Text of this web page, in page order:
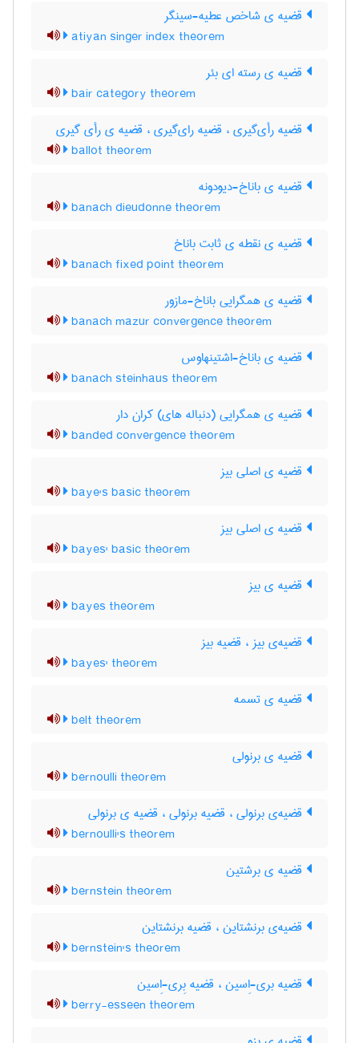
قضیه ی شاخص عطیه-سینگر
atiyan singer index theorem
قضیه ی رسته ای بئر
bair category theorem
قضیه رأی‌گیری ، قضیه رای‌گیری ، قضیه ی رأی گیری
ballot theorem
قضیه ی باناخ-دیودونه
banach dieudonne theorem
قضیه ی نقطه ی ثابت باناخ
banach fixed point theorem
قضیه ی همگرایی باناخ-مازور
banach mazur convergence theorem
قضیه ی باناخ-اشتینهاوس
banach steinhaus theorem
قضیه ی همگرایی (دنباله های) کران دار
banded convergence theorem
قضیه ی اصلی بیز
baye's basic theorem
قضیه ی اصلی بیز
bayes' basic theorem
قضیه ی بیز
bayes theorem
قضیه‌ی بیز ، قضیه بیز
bayes' theorem
قضیه ی تسمه
belt theorem
قضیه ی برنولی
bernoulli theorem
قضیه‌ی برنولی ، قضیه برنولی ، قضیه ی برنولی
bernoulli's theorem
قضیه ی برشتین
bernstein theorem
قضیه‌ی برنشتاین ، قضیه برنشتاین
bernstein's theorem
قضیه بری-اِسین ، قضیه بِری-اِسین
berry-esseen theorem